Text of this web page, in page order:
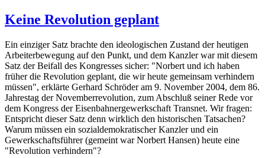
Keine Revolution geplant
Ein einziger Satz brachte den ideologischen Zustand der heutigen
Arbeiterbewegung auf den Punkt, und dem Kanzler war mit diesem
Satz der Beifall des Kongresses sicher: "Norbert und ich haben
früher die Revolution geplant, die wir heute gemeinsam verhindern
müssen", erklärte Gerhard Schröder am 9. November 2004, dem 86.
Jahrestag der Novemberrevolution, zum Abschluß seiner Rede vor
dem Kongress der Eisenbahnergewerkschaft Transnet. Wir fragen:
Entspricht dieser Satz denn wirklich den historischen Tatsachen?
Warum müssen ein sozialdemokratischer Kanzler und ein
Gewerkschaftsführer (gemeint war Norbert Hansen) heute eine
"Revolution verhindern"?